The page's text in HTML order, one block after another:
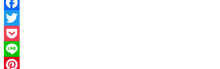
Facebook
Twitter
Pocket
Line